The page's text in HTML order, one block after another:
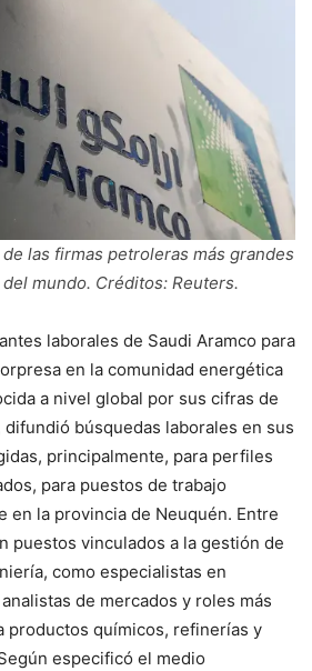
las firmas petroleras más grandes
mundo. Créditos: Reuters.
laborales de Saudi Aramco para
en la comunidad energética
a nivel global por sus cifras de
búsquedas laborales en sus
principalmente, para perfiles
para puestos de trabajo
en la provincia de Neuquén. Entre
puestos vinculados a la gestión de
como especialistas en
de mercados y roles más
productos químicos, refinerías y
especificó el medio